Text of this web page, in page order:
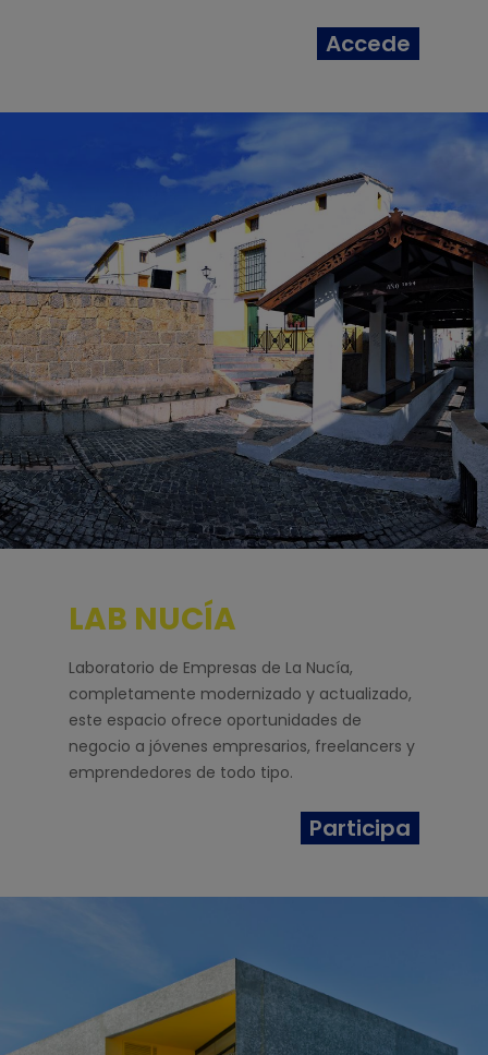
Accede
LAB NUCÍA
Laboratorio de Empresas de La Nucía,
completamente modernizado y actualizado,
este espacio ofrece oportunidades de
negocio a jóvenes empresarios, freelancers y
emprendedores de todo tipo.
Participa